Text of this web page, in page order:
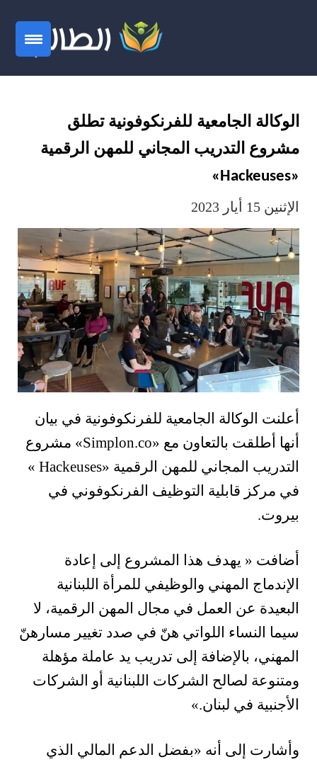
الوكالة الجامعية للفرنكوفونية تطلق
مشروع التدريب المجاني للمهن الرقمية
«
Hackeuses
»
الإثنين 15 أيار 2023
أعلنت الوكالة الجامعية للفرنكوفونية في بيان
أنها أطلقت بالتعاون مع «Simplon.co» مشروع
التدريب المجاني للمهن الرقمية «Hackeuses »
في مركز قابلية التوظيف الفرنكوفوني في
بيروت.
أضافت « يهدف هذا المشروع إلى إعادة
الإندماج المهني والوظيفي للمرأة اللبنانية
البعيدة عن العمل في مجال المهن الرقمية، لا
سيما النساء اللواتي هنّ في صدد تغيير مسارهنّ
المهني، بالإضافة إلى تدريب يد عاملة مؤهلة
ومتنوعة لصالح الشركات اللبنانية أو الشركات
الأجنبية في لبنان.»
وأشارت إلى أنه «بفضل الدعم المالي الذي